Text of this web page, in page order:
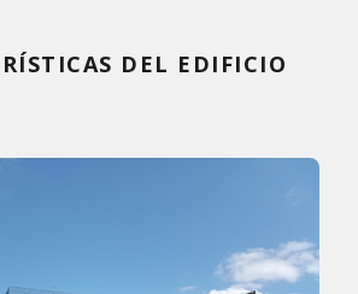
DEL EDIFICIO